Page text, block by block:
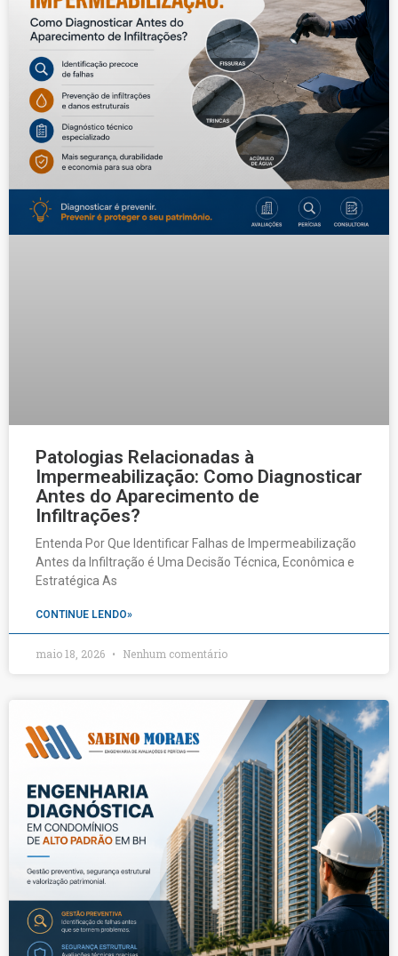
Patologias Relacionadas à
Impermeabilização: Como Diagnosticar
Antes do Aparecimento de
Infiltrações?
Entenda Por Que Identificar Falhas de Impermeabilização
Antes da Infiltração é Uma Decisão Técnica, Econômica e
Estratégica As
CONTINUE LENDO»
maio 18, 2026 Nenhum comentário